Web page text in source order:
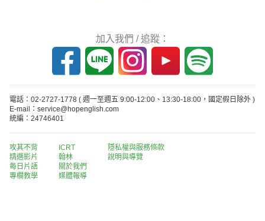
加入我們 / 追蹤：
電話：02-2727-1778 ( 週一至週五 9:00-12:00、13:30-18:00，國定假日除外 )
E-mail：service@hopenglish.com
統編：24746401
攻其不背
精選影片
每日片語
專欄教學
ICRT
翰林
關於我們
媒體報導
隱私權與服務條款
說明與導覽